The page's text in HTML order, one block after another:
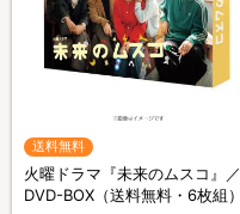
送料無料
火曜ドラマ『未来のムスコ』／
DVD-BOX（送料無料・6枚組）